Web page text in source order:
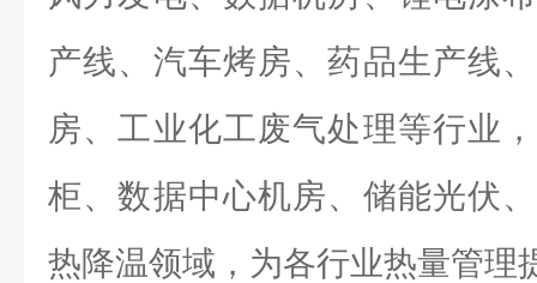
产线、汽车烤房、药品生产线
房、工业化工废气处理等行业
柜、数据中心机房、储能光伏
热降温领域，为各行业热量管理